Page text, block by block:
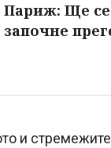
Париж: Ще
започне
и